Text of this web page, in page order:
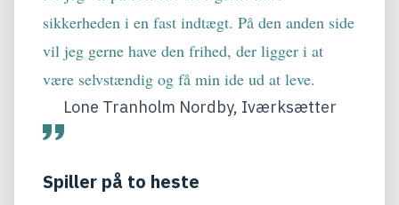
sikkerheden i en fast indtægt. På den anden side
vil jeg gerne have den frihed, der ligger i at
være selvstændig og få min ide ud at leve.
Lone Tranholm Nordby, Iværksætter
Spiller på to heste